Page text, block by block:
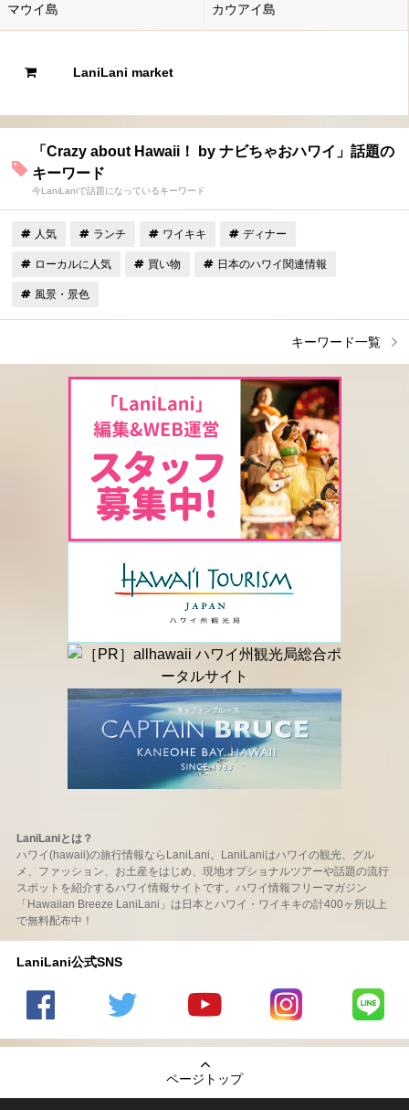
マウイ島 カウアイ島
LaniLani market
「Crazy about Hawaii！ by ナビちゃおハワイ」話題の
キーワード
今LaniLaniで話題になっているキーワード
人気 ランチ ワイキキ ディナー
ローカルに人気 買い物 日本のハワイ関連情報
風景・景色
キーワード一覧
LaniLaniとは？
ハワイ(hawaii)の旅行情報ならLaniLani。LaniLaniはハワイの観光、グル
メ、ファッション、お土産をはじめ、現地オプショナルツアーや話題の流行
スポットを紹介するハワイ情報サイトです。ハワイ情報フリーマガジン
「Hawaiian Breeze LaniLani」は日本とハワイ・ワイキキの計400ヶ所以上
で無料配布中！
LaniLani公式SNS
の
のtwitter
の
Youtube
チャンネ
LaniLani
LaniLani
ページトップ